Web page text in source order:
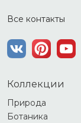
Все контакты
Коллекции
Природа
Ботаника